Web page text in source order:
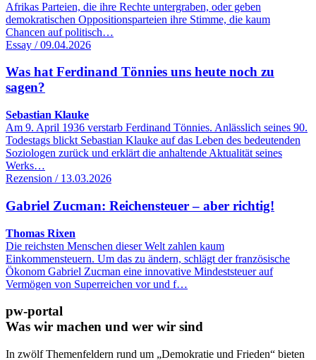
Afrikas Parteien, die ihre Rechte untergraben, oder geben
demokratischen Oppositionsparteien ihre Stimme, die kaum
Chancen auf politisch…
Essay / 09.04.2026
Was hat Ferdinand Tönnies uns heute noch zu
sagen?
Sebastian Klauke
Am 9. April 1936 verstarb Ferdinand Tönnies. Anlässlich seines 90.
Todestags blickt Sebastian Klauke auf das Leben des bedeutenden
Soziologen zurück und erklärt die anhaltende Aktualität seines
Werks…
Rezension / 13.03.2026
Gabriel Zucman: Reichensteuer – aber richtig!
Thomas Rixen
Die reichsten Menschen dieser Welt zahlen kaum
Einkommensteuern. Um das zu ändern, schlägt der französische
Ökonom Gabriel Zucman eine innovative Mindeststeuer auf
Vermögen von Superreichen vor und f…
pw-portal
Was wir machen und wer wir sind
In zwölf Themenfeldern rund um „Demokratie und Frieden“ bieten